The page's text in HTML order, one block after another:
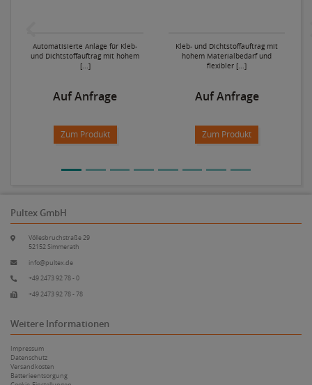
Automatisierte Anlage für Kleb-
und Dichtstoffauftrag mit hohem
[...]
Auf Anfrage
Zum Produkt
Kleb- und Dichtstoffauftrag mit
hohem Materialbedarf und
flexibler [...]
Auf Anfrage
Zum Produkt
Pultex GmbH
Völlesbruchstraße 29
52152 Simmerath
info@pultex.de
+49 2473 92 78 - 0
+49 2473 92 78 - 78
Weitere Informationen
Impressum
Datenschutz
Versandkosten
Batterieentsorgung